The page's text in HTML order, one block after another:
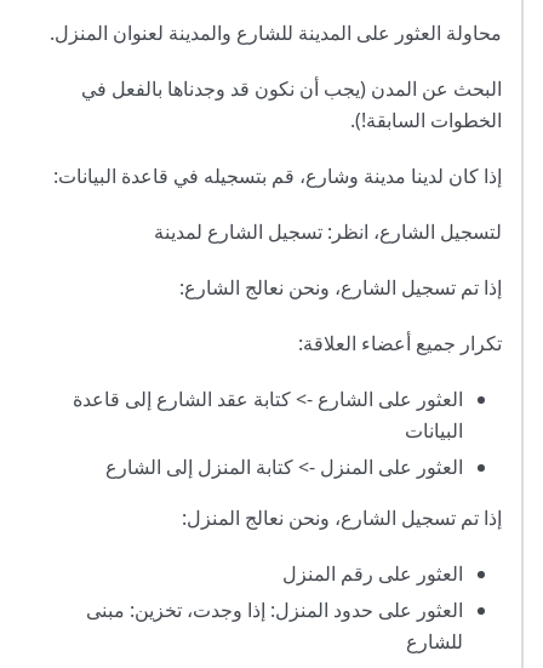
محاولة العثور على المدينة للشارع والمدينة لعنوان المنزل.
البحث عن المدن (يجب أن نكون قد وجدناها بالفعل في
الخطوات السابقة!).
إذا كان لدينا مدينة وشارع، قم بتسجيله في قاعدة البيانات:
لتسجيل الشارع، انظر: تسجيل الشارع لمدينة
إذا تم تسجيل الشارع، ونحن نعالج الشارع:
تكرار جميع أعضاء العلاقة:
العثور على الشارع -> كتابة عقد الشارع إلى قاعدة
البيانات
العثور على المنزل -> كتابة المنزل إلى الشارع
إذا تم تسجيل الشارع، ونحن نعالج المنزل:
العثور على رقم المنزل
العثور على حدود المنزل: إذا وجدت، تخزين: مبنى
للشارع